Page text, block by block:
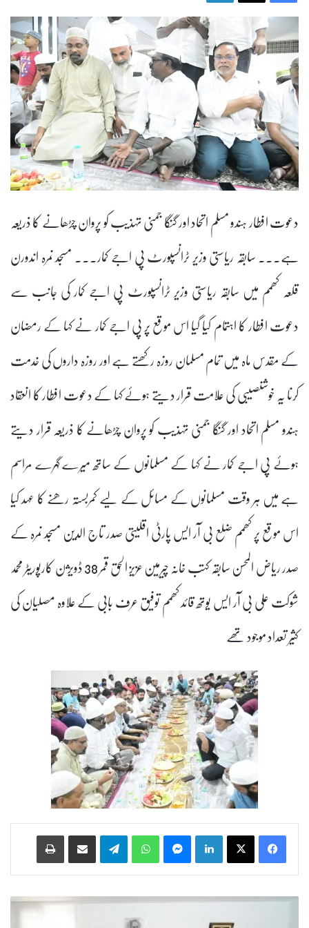
دعوت افطار ہندو مسلم اتحاد اور گنگا جمنی تہذیب کو پروان چڑھانے کا ذریعہ
ہے۔۔۔ سابقہ ریاستی وزیر ٹرانسپورٹ پی اجے کمار۔۔۔ مسجد نمرہ اندورن
قلعہ کھمم میں سابقہ ریاستی وزیر ٹرانسپورٹ پی اجے کمار کی جانب سے
دعوت افطار کا اہتمام کیا گیا اس موقع پر پی اجے کمار نے کہا کے رمضان
کے مقدس ماہ میں تمام مسلمان روزہ رکھتے ہے اور روزہ داروں کی خدمت
کرنا یہ خوشنصیبی کی علامت قرار دیتے ہوئے کہا کے دعوت افطار کا انعقاد
ہندو مسلم اتحاد اور گنگا جمنی تہذیب کو پروان چڑھانے کا ذریعہ قرار دیتے
ہوئے پی اجے کمار نے کہا کے مسلمانوں کے ساتھ میرے گہرے مراسم
ہے میں ہر وقت مسلمانوں کے مسائل کے لیے کمربستہ رھنے کا عہد کیا
اس موقع پر کھمم ضلع بی آر ایس پارٹی اقلیتی صدر تاج الدین مسجد نمرہ کے
صدر ریاض المحسن سابقہ کتب خانہ چیرمین عزیز الحق قمر 38 ڈویژن کارپوریٹر محمد
شوکت علی بی آر ایس یوتھ قائد کھمم توفیق عرف بابی کے علاوہ مصلیان کی
کثیر تعداد موجود تھے
LinkedIn
WhatsApp
Telegram
ت